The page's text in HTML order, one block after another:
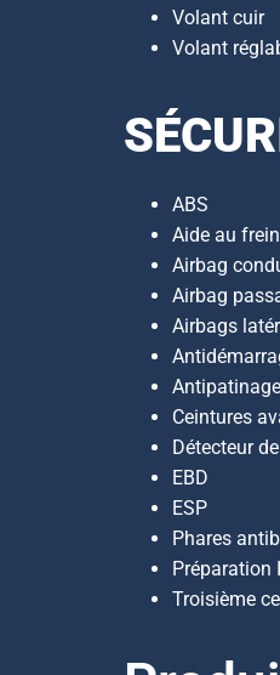
Volant cuir
Volant
ABS
Aide au
Airbag
Airbag
Airbags
Antipatinage
Ceintures
Détecteur
EBD
ESP
Phares
Préparation
Troisième